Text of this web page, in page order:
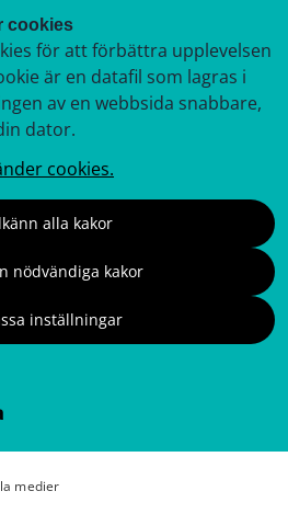
cookies
för att förbättra upplevelsen
är en datafil som lagras i
av en webbsida snabbare,
dator.
cookies.
alla kakor
nödvändiga kakor
inställningar
medier